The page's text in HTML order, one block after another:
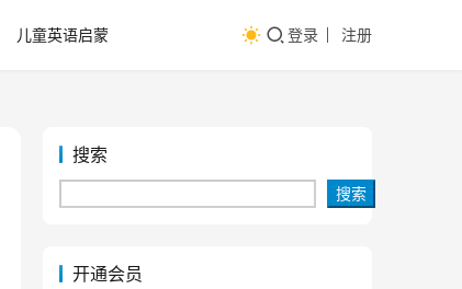
儿童英语启蒙 登录 注册
搜索
搜索
开通会员